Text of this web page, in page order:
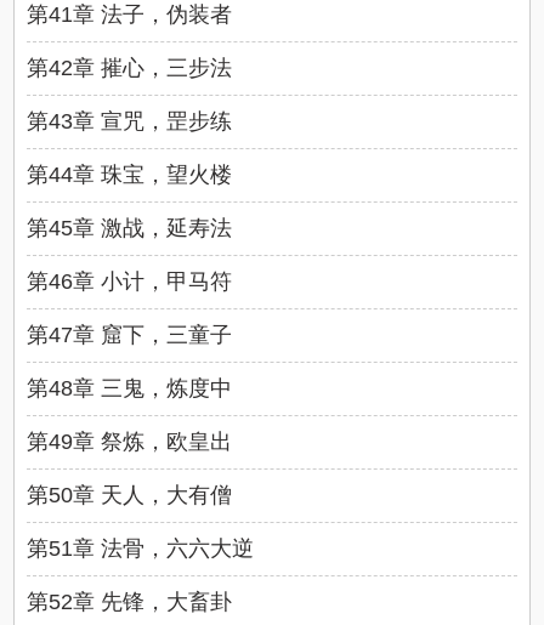
第41章 法子，伪装者
第42章 摧心，三步法
第43章 宣咒，罡步练
第44章 珠宝，望火楼
第45章 激战，延寿法
第46章 小计，甲马符
第47章 窟下，三童子
第48章 三鬼，炼度中
第49章 祭炼，欧皇出
第50章 天人，大有僧
第51章 法骨，六六大逆
第52章 先锋，大畜卦